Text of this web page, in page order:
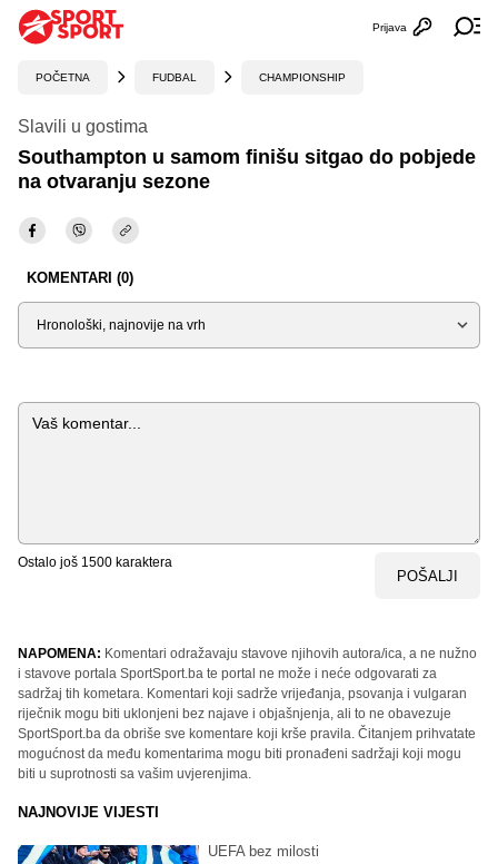
Otvori
Prijava
POČETNA FUDBAL CHAMPIONSHIP
Slavili u gostima
Southampton u samom finišu sitgao do pobjede
na otvaranju sezone
KOMENTARI (0)
Sortiraj
Komentar
Ostalo još 1500 karaktera
POŠALJI
NAPOMENA: Komentari odražavaju stavove njihovih autora/ica, a ne nužno
i stavove portala SportSport.ba te portal ne može i neće odgovarati za
sadržaj tih kometara. Komentari koji sadrže vrijeđanja, psovanja i vulgaran
riječnik mogu biti uklonjeni bez najave i objašnjenja, ali to ne obavezuje
SportSport.ba da obriše sve komentare koji krše pravila. Čitanjem prihvatate
mogućnost da među komentarima mogu biti pronađeni sadržaji koji mogu
biti u suprotnosti sa vašim uvjerenjima.
NAJNOVIJE VIJESTI
UEFA bez milosti